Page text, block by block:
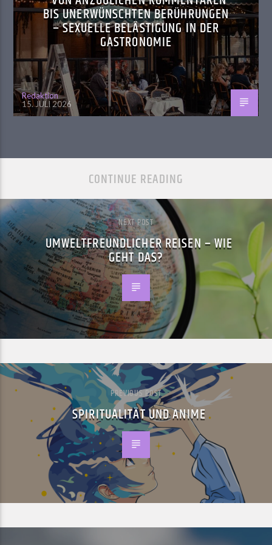
BIS UNERWÜNSCHTEN BERÜHRUNGEN
– SEXUELLE BELÄSTIGUNG IN DER
GASTRONOMIE
Redaktion
15. JULI 2026
CONTINUE READING
NEXT POST
UMWELTFREUNDLICHER REISEN – WIE
GEHT DAS?
PREVIOUS POST
SPIRITUALITÄT UND ANIME